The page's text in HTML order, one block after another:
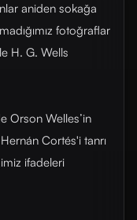
aniden sokağa
fotoğraflar
H. G. Wells
Orson Welles’in
Cortés'i tanrı
ifadeleri